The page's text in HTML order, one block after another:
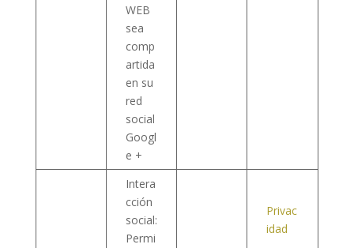
WEB
sea
comp
artida
en su
red
social
Googl
e +
Intera
cción
social:
Permi
Privac
idad